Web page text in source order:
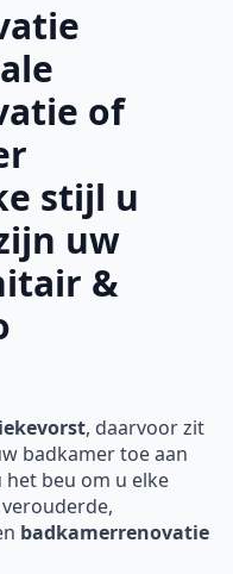
of
stijl u
uw
&
, daarvoor zit
badkamer toe aan
het beu om u elke
badkamerrenovatie